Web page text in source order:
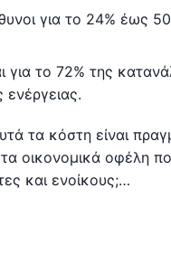
για το 24% έως
για το 72% της
ενέργειας.
τα κόστη είναι
τα οικονομικά οφέλη
και ενοίκους;…